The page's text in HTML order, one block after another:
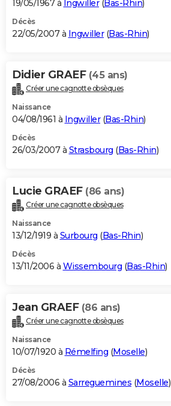
19/05/1967 à Ingwiller(Bas-Rhin)
Décès
22/05/2007 à Ingwiller(Bas-Rhin)
Didier GRAEF (45 ans)
Créer une cagnotte obsèques
Naissance
04/08/1961 à Ingwiller(Bas-Rhin)
Décès
26/03/2007 à Strasbourg (Bas-Rhin)
Lucie GRAEF (86 ans)
Créer une cagnotte obsèques
Naissance
13/12/1919 à Surbourg (Bas-Rhin)
Décès
13/11/2006 à Wissembourg (Bas-Rhin)
Jean GRAEF (86 ans)
Créer une cagnotte obsèques
Naissance
10/07/1920 à Rémelfing (Moselle)
Décès
27/08/2006 à Sarreguemines (Moselle)